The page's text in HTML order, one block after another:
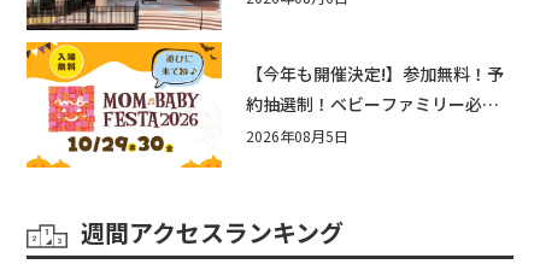
【今年も開催決定!】参加無料！予
約抽選制！ベビーファミリー必見
☆入場無料☆10/29(木)30(金)ママ
2026年08月5日
週間アクセスランキング